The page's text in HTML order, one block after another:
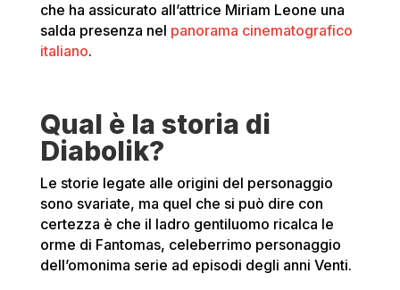
che ha assicurato all’attrice Miriam Leone una
salda presenza nel panorama cinematografico
italiano.
Qual è la storia di
Diabolik?
Le storie legate alle origini del personaggio
sono svariate, ma quel che si può dire con
certezza è che il ladro gentiluomo ricalca le
orme di Fantomas, celeberrimo personaggio
dell’omonima serie ad episodi degli anni Venti.